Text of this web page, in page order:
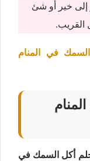
إلى خير أو شئ
القريب.
في المنام
أكل السمك في